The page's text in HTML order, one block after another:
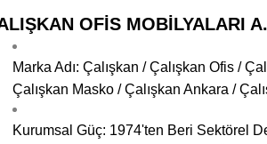
OFİS MOBİLYALARI
Marka Adı: Çalışkan / Çalışkan Ofis /
Çalışkan Masko / Çalışkan Ankara /
Kurumsal Güç: 1974'ten Beri Sektörel